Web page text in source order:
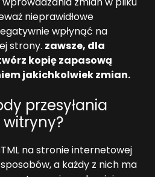
nieprawidłowe
wpłynąć na
strony. zawsze, dla
kopię zapasową
jakichkolwiek zmian.
przesyłania
witryny?
na stronie internetowej
a każdy z nich ma